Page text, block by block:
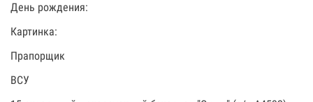
День рождения:
Картинка:
Прапорщик
ВСУ